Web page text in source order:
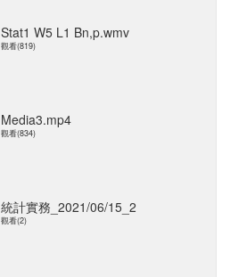
Stat1 W5 L1 Bn,p.wmv
觀看(819)
Media3.mp4
觀看(834)
統計實務_2021/06/15_2
觀看(2)